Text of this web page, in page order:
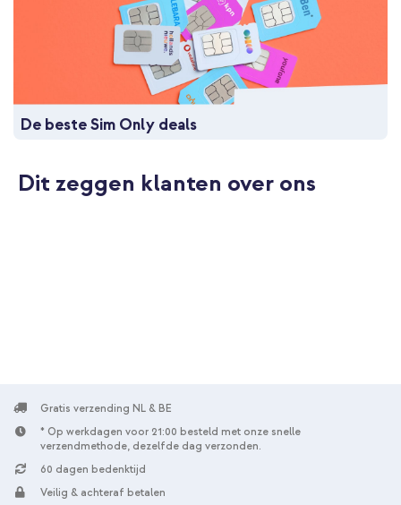
De beste Sim Only deals
Dit zeggen klanten over ons
Gratis verzending NL & BE
* Op werkdagen voor 21:00 besteld met onze snelle
verzendmethode, dezelfde dag verzonden.
60 dagen bedenktijd
Veilig & achteraf betalen